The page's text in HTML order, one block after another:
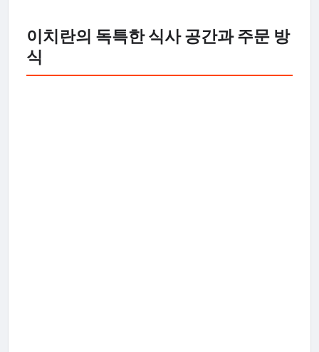
이치란의 독특한 식사 공간과 주문 방
식